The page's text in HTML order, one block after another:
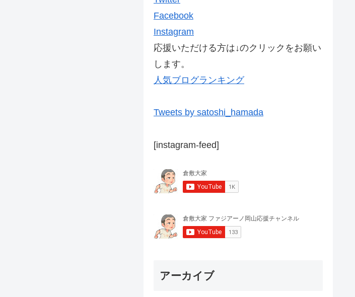
Facebook
Instagram
応援いただける方は↓のクリックをお願い
します。
人気ブログランキング
Tweets by satoshi_hamada
[instagram-feed]
アーカイブ